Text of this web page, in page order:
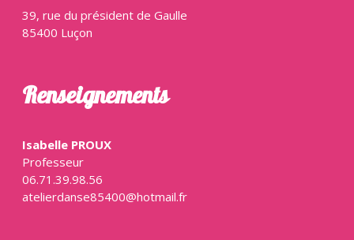
39, rue du président de Gaulle
85400 Luçon
Renseignements
Isabelle PROUX
Professeur
06.71.39.98.56
atelierdanse85400@hotmail.fr